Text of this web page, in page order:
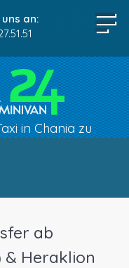
an:
in Chania zu
ab
& Heraklion